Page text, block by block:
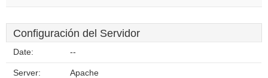
Configuración del Servidor
Date: --
Server: Apache